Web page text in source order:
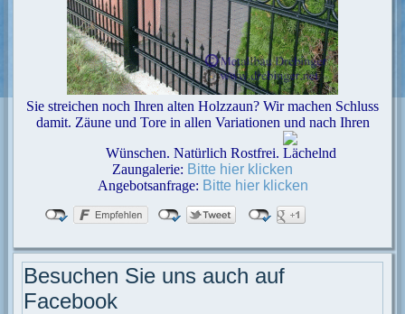
Sie streichen noch Ihren alten Holzzaun? Wir machen Schluss
damit. Zäune und Tore in allen Variationen und nach Ihren
Wünschen. Natürlich Rostfrei.
Zaungalerie: Bitte hier klicken
Angebotsanfrage: Bitte hier klicken
Besuchen Sie uns auch auf
Facebook